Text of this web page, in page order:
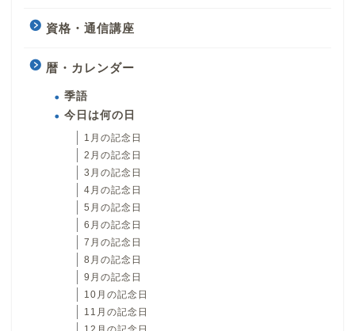
資格・通信講座
暦・カレンダー
季語
今日は何の日
1月の記念日
2月の記念日
3月の記念日
4月の記念日
5月の記念日
6月の記念日
7月の記念日
8月の記念日
9月の記念日
10月の記念日
11月の記念日